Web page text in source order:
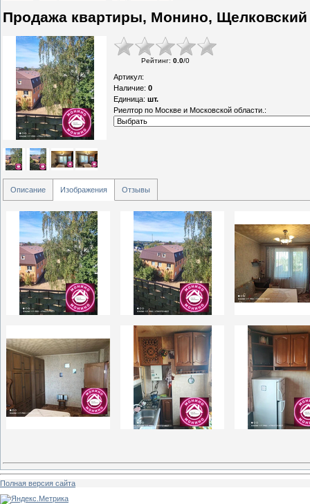
Продажа квартиры, Монино,
Рейтинг: 0.0/0
Артикул:
Наличие: 0
Единица: шт.
Риелтор по Москве и Московской области.:
Описание Изображения Отзывы
Полная версия сайта